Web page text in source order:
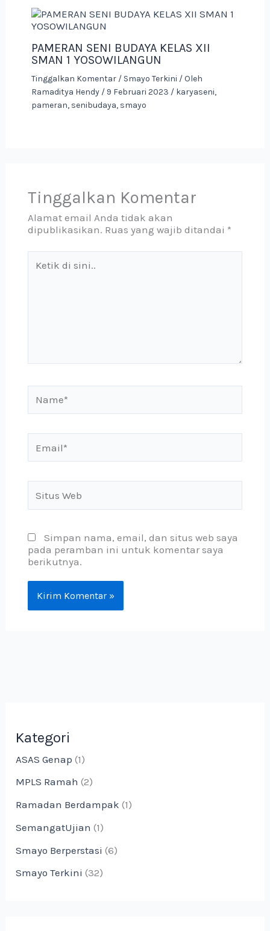
PAMERAN SENI BUDAYA KELAS XII
SMAN 1 YOSOWILANGUN
Tinggalkan Komentar / Smayo Terkini / Oleh
Ramaditya Hendy / 9 Februari 2023 / karyaseni,
pameran, senibudaya, smayo
Tinggalkan Komentar
Alamat email Anda tidak akan
dipublikasikan. Ruas yang wajib ditandai *
Web
Simpan nama, email, dan situs web saya
pada peramban ini untuk komentar saya
berikutnya.
Kategori
ASAS Genap (1)
MPLS Ramah (2)
Ramadan Berdampak (1)
SemangatUjian (1)
Smayo Berperstasi (6)
Smayo Terkini (32)